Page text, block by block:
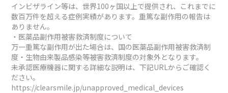
インビザライン等は、世界100ヶ国以上で提供され、これまでに
数百万件を超える症例実績があります。重篤な副作用の報告は
ありません。
・医薬品副作用被害救済制度について
万一重篤な副作用が出た場合は、国の医薬品副作用被害救済制
度・生物由来製品感染等被害救済制度の対象外となります。
未承認医療機器に関する詳細な説明は、下記URLからご確認く
ださい。
https://clearsmile.jp/unapproved_medical_devices